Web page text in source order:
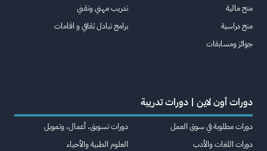
منح مالية
منح دراسية
جوائز ومسابقات
تدريب مهني وتقني
برامج تبادل ثقافي و اقامات
دورات أون لاين | دورات تدريبة
دورات مطلوبة في سوق العمل
دورات اللغات والأدب
دورات تسويق، أعمال، وتمويل
العلوم الطبية والأحياء